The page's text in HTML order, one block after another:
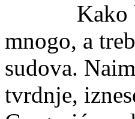
Kako bilo
mnogo, a
sudova.
tvrdnje,